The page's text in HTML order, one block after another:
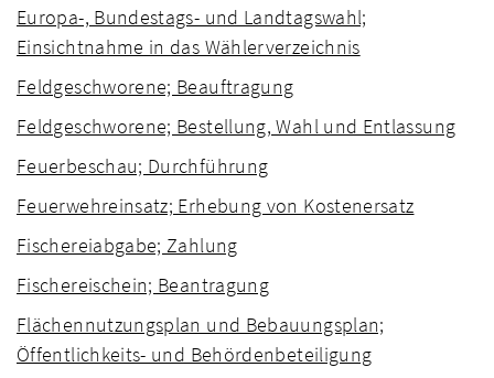
Europa-, Bundestags- und Landtagswahl;
Einsichtnahme in das Wählerverzeichnis
Feldgeschworene; Beauftragung
Feldgeschworene; Bestellung, Wahl und Entlassung
Feuerbeschau; Durchführung
Feuerwehreinsatz; Erhebung von Kostenersatz
Fischereiabgabe; Zahlung
Fischereischein; Beantragung
Flächennutzungsplan und Bebauungsplan;
Öffentlichkeits- und Behördenbeteiligung